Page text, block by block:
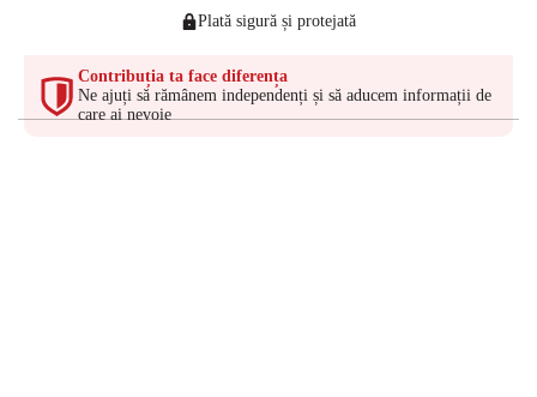
Plată sigură și protejată
Contribuția ta face diferența
Ne ajuți să rămânem independenți și să aducem informații de
care ai nevoie